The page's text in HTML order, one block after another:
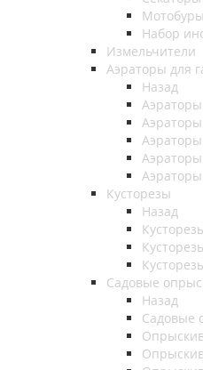
Набор
Измельчители
Аэраторы для
Назад
Кусторезы
Назад
Садовые
Назад
Садовые